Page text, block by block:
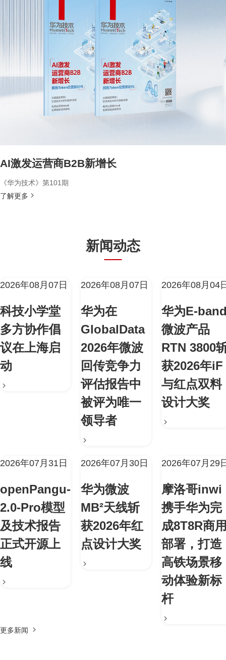
AI激发运营商B2B新增长
《华为技术》第101期
了解更多
新闻动态
2026年08月07日
科技小学堂
多方协作倡
议在上海启
动
2026年08月07日
华为在
GlobalData
2026年微波
回传竞争力
评估报告中
被评为唯一
领导者
2026年08月04
华为E-
微波产品
RTN 3800
获2026年iF
与红点双料
设计大奖
2026年07月31日
openPangu-
2.0-Pro模型
及技术报告
正式开源上
线
2026年07月30日
华为微波
MB²天线斩
获2026年红
点设计大奖
2026年07月29
摩洛哥inwi
携手华为完
成8T8R商
部署，打造
高铁场景移
动体验新标
杆
更多新闻